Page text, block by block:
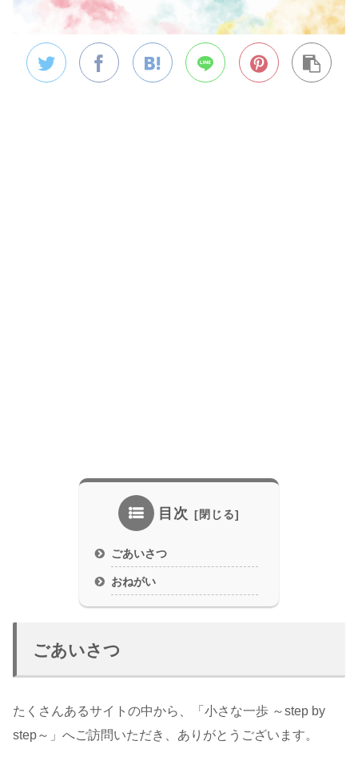
目次
ごあいさつ
おねがい
ごあいさつ
たくさんあるサイトの中から、「小さな一歩 ～step by
step～」へご訪問いただき、ありがとうございます。